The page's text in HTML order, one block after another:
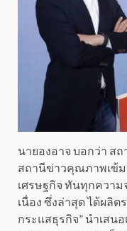
นายองอาจ บอกว่า ส
สถานีข่าวคุณภาพเข้
เศรษฐกิจ ทันทุกควา
เนื่อง ซึ่งล่าสุด ได้ผลิต
กระแสธุรกิจ” นำเสนอ